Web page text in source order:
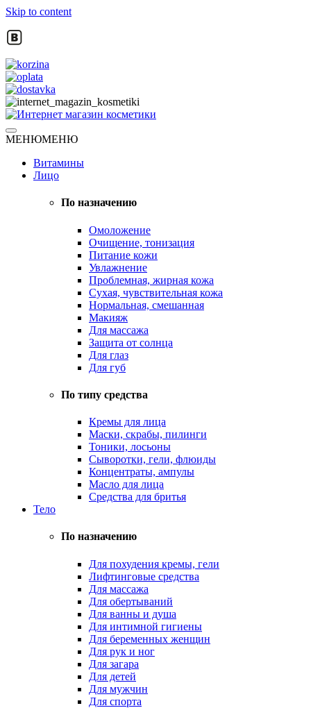
Skip to content
Интернет магазин косметики
Натуральная косметика
МЕНЮМЕНЮ
Витамины
Лицо
По назначению
Омоложение
Очищение, тонизация
Питание кожи
Увлажнение
Проблемная, жирная кожа
Сухая, чувствительная кожа
Нормальная, смешанная
Макияж
Для массажа
Защита от солнца
Для глаз
Для губ
По типу средства
Кремы для лица
Маски, скрабы, пилинги
Тоники, лосьоны
Сыворотки, гели, флюиды
Концентраты, ампулы
Масло для лица
Средства для бритья
Тело
По назначению
Для похудения кремы, гели
Лифтинговые средства
Для массажа
Для обертываний
Для ванны и душа
Для интимной гигиены
Для беременных женщин
Для рук и ног
Для загара
Для детей
Для мужчин
Для спорта